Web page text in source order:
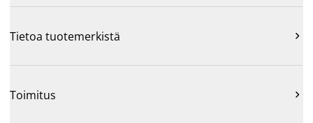
Tietoa tuotemerkistä 
Toimitus 